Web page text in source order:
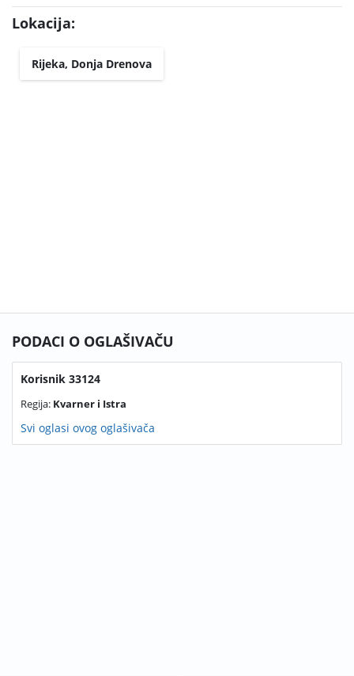
Lokacija:
Rijeka, Donja Drenova
PODACI O OGLAŠIVAČU
Korisnik 33124
Regija: Kvarner i Istra
Svi oglasi ovog oglašivača